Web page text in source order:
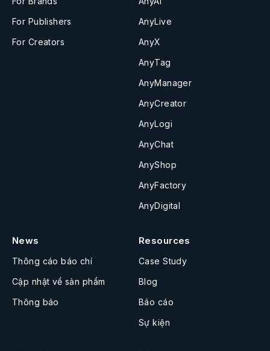
For Publishers
For Creators
AnyLive
AnyX
AnyTag
AnyManager
AnyCreator
AnyLogi
AnyChat
AnyShop
AnyFactory
AnyDigital
News
Thông cáo báo chí
Cập nhật về sản phẩm
Thông báo
Resources
Case Study
Blog
Báo cáo
Sự kiện